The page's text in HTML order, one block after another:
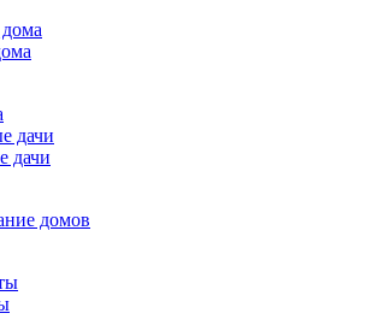
дачи
дачи
домов